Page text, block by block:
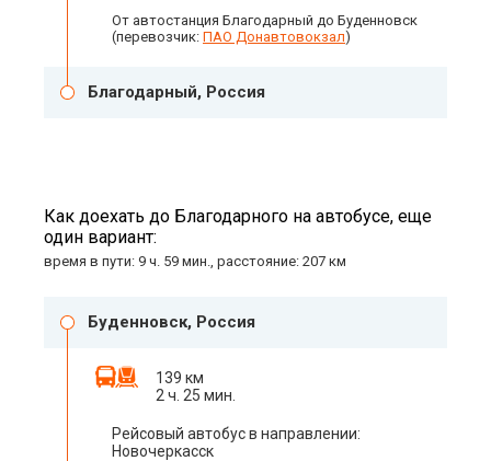
От автостанция Благодарный до Буденновск
(перевозчик: ПАО Донавтовокзал)
Благодарный, Россия
Как доехать до Благодарного на автобусе, еще
один вариант:
время в пути: 9 ч. 59 мин., расстояние: 207 км
Буденновск, Россия
139 км
2 ч. 25 мин.
Рейсовый автобус в направлении:
Новочеркасск